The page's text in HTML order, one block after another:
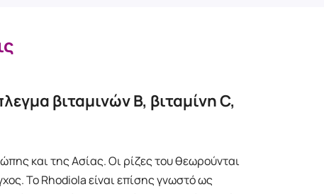
βιταμινών B, βιταμίνη C,
και της Ασίας. Οι ρίζες του θεωρούνται
Το Rhodiola είναι επίσης γνωστό ως